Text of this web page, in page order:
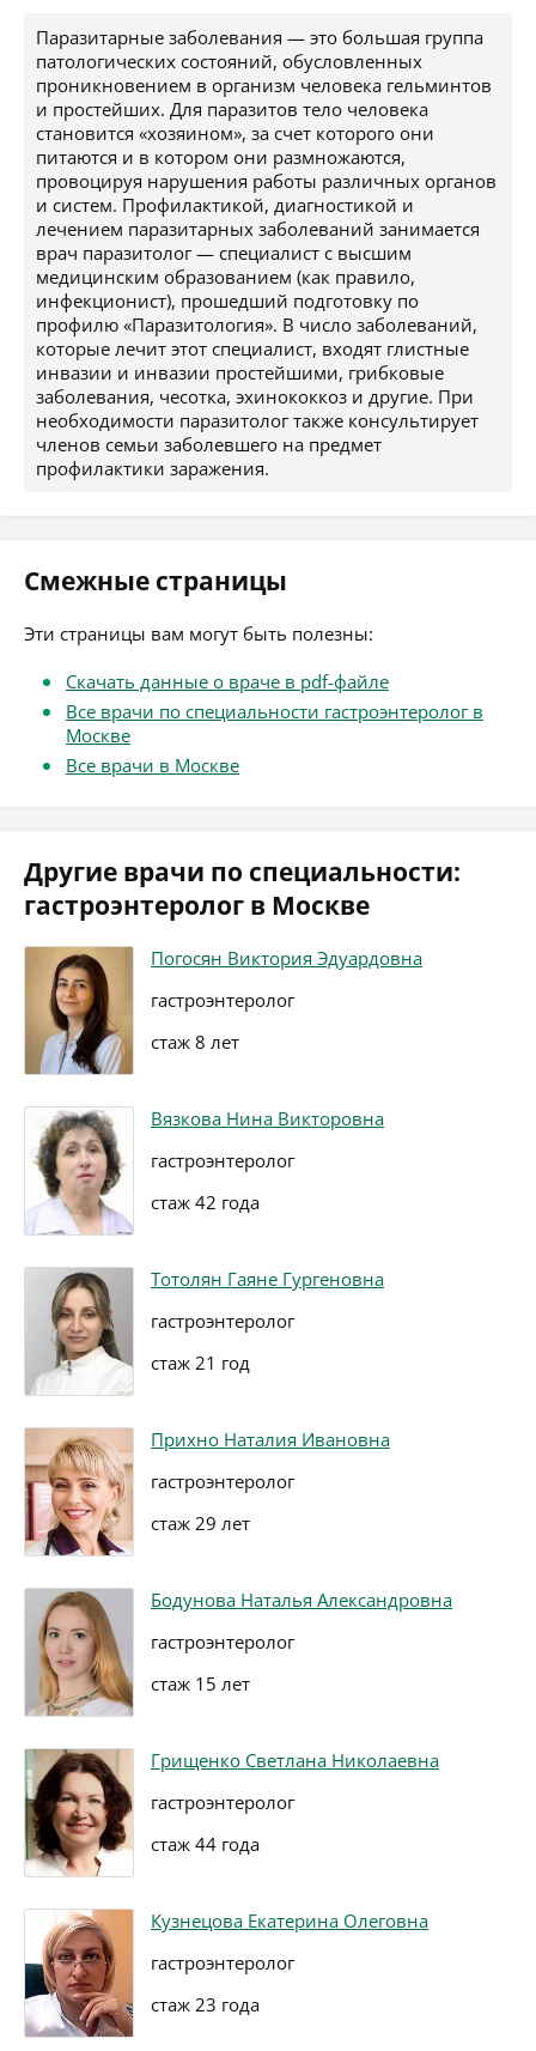
Паразитарные заболевания — это большая группа
патологических состояний, обусловленных
проникновением в организм человека гельминтов
и простейших. Для паразитов тело человека
становится «хозяином», за счет которого они
питаются и в котором они размножаются,
провоцируя нарушения работы различных органов
и систем. Профилактикой, диагностикой и
лечением паразитарных заболеваний занимается
врач паразитолог — специалист с высшим
медицинским образованием (как правило,
инфекционист), прошедший подготовку по
профилю «Паразитология». В число заболеваний,
которые лечит этот специалист, входят глистные
инвазии и инвазии простейшими, грибковые
заболевания, чесотка, эхинококкоз и другие. При
необходимости паразитолог также консультирует
членов семьи заболевшего на предмет
профилактики заражения.
Смежные страницы
Эти страницы вам могут быть полезны:
Скачать данные о враче в pdf-файле
Все врачи по специальности гастроэнтеролог в
Москве
Все врачи в Москве
Другие врачи по специальности:
гастроэнтеролог в Москве
Погосян Виктория Эдуардовна
гастроэнтеролог
стаж 8 лет
Вязкова Нина Викторовна
гастроэнтеролог
стаж 42 года
Тотолян Гаяне Гургеновна
гастроэнтеролог
стаж 21 год
Прихно Наталия Ивановна
гастроэнтеролог
стаж 29 лет
Бодунова Наталья Александровна
гастроэнтеролог
стаж 15 лет
Грищенко Светлана Николаевна
гастроэнтеролог
стаж 44 года
Кузнецова Екатерина Олеговна
гастроэнтеролог
стаж 23 года